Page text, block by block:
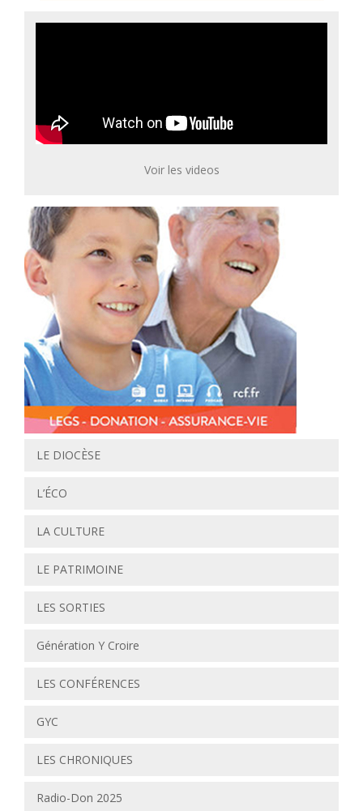
Voir les videos
LE DIOCÈSE
L’ÉCO
LA CULTURE
LE PATRIMOINE
LES SORTIES
Génération Y Croire
LES CONFÉRENCES
GYC
LES CHRONIQUES
Radio-Don 2025